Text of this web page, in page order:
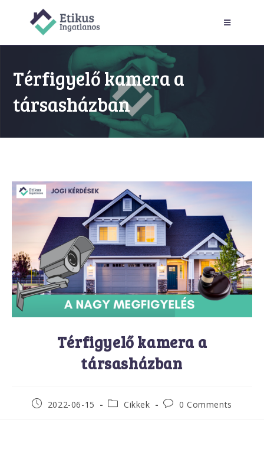
Térfigyelő kamera a
társasházban
Térfigyelő kamera a
társasházban
2022-06-15 Cikkek 0 Comments